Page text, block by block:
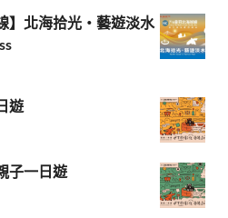
】北海拾光・藝遊淡水
遊
子一日遊